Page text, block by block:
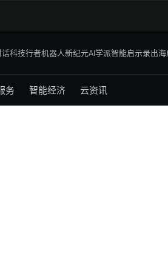
话科技行者机器人新纪元AI学派智能启示录出
务 智能经济 云资讯